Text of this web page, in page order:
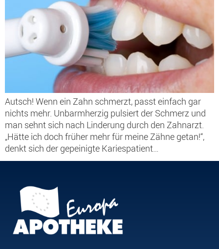
Autsch! Wenn ein Zahn schmerzt, passt einfach gar
nichts mehr. Unbarmherzig pulsiert der Schmerz und
man sehnt sich nach Linderung durch den Zahnarzt.
„Hätte ich doch früher mehr für meine Zähne getan!“,
denkt sich der gepeinigte Kariespatient…